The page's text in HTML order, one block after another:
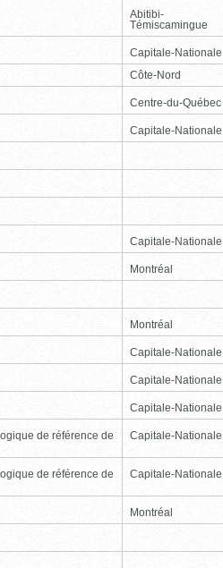
Abitibi-
Témiscamingue
Capitale-Nationale
Côte-Nord
Centre-du-Québec
Capitale-Nationale
Capitale-Nationale
Montréal
Montréal
Capitale-Nationale
Capitale-Nationale
Capitale-Nationale
de référence de
Capitale-Nationale
de référence de
Capitale-Nationale
Montréal